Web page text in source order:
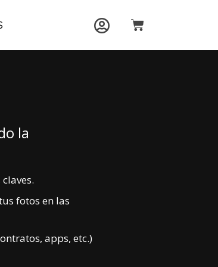
Carrito
la
fotos en las
apps, etc.)